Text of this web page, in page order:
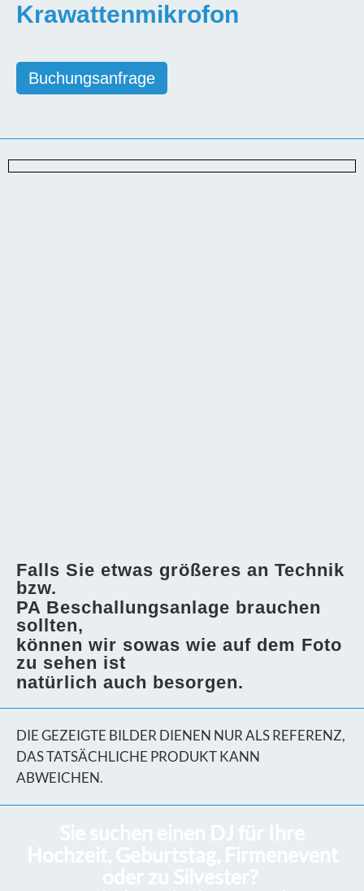
Krawattenmikrofon
Buchungsanfrage
Falls Sie etwas größeres an Technik
bzw.
PA Beschallungsanlage brauchen
sollten,
können wir sowas wie auf dem Foto
zu sehen ist
natürlich auch besorgen.
DIE GEZEIGTE BILDER DIENEN NUR ALS REFERENZ,
DAS TATSÄCHLICHE PRODUKT KANN
ABWEICHEN.